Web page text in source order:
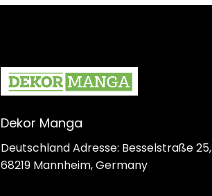
Dekor Manga
Deutschland Adresse: Besselstraße 25,
68219 Mannheim, Germany